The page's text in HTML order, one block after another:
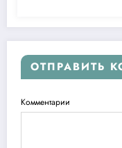
ОТПРАВИТЬ
Комментарии